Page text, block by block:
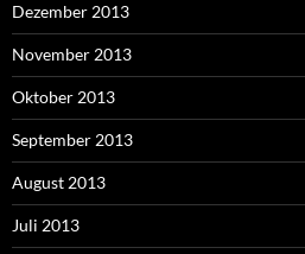
Dezember 2013
November 2013
Oktober 2013
September 2013
August 2013
Juli 2013